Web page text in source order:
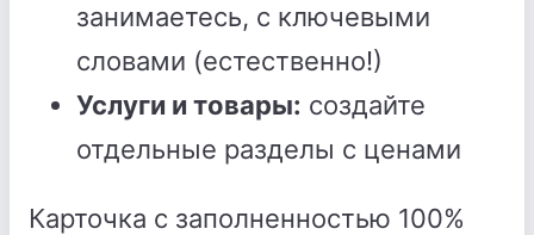
занимаетесь, с ключевыми
словами (естественно!)
Услуги и товары: создайте
отдельные разделы с ценами
Карточка с заполненностью 100%